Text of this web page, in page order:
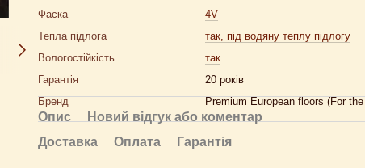
Фаска
4V
Тепла підлога
так, під водяну теплу підлогу
Вологостійкість
так
Гарантія
20 років
Бренд
Premium European floors (For
Опис
Новий відгук або коментар
Доставка
Оплата Гарантія